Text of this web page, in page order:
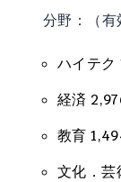
分野：（有
ハイテク
経済
教育
文化．芸